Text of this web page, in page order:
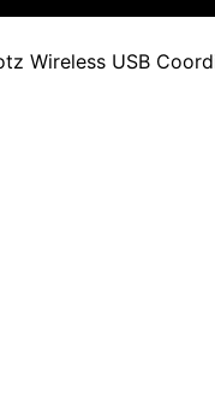
Wireless USB